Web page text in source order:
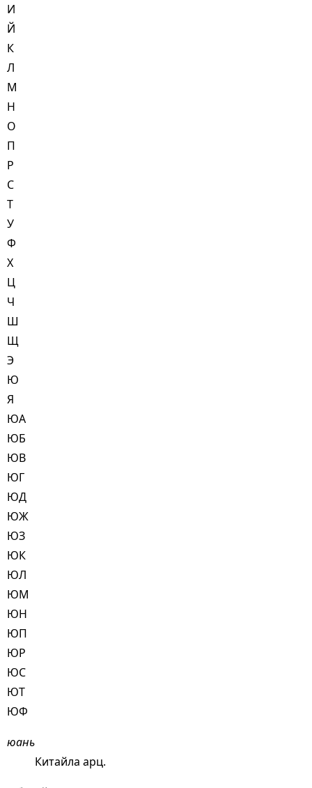
И
Й
К
Л
М
Н
О
П
Р
С
Т
У
Ф
Х
Ц
Ч
Ш
Щ
Э
Ю
Я
ЮА
ЮБ
ЮВ
ЮГ
ЮД
ЮЖ
ЮЗ
ЮК
ЮЛ
ЮМ
ЮН
ЮП
ЮР
ЮС
ЮТ
ЮФ
юань
Китайла арц.